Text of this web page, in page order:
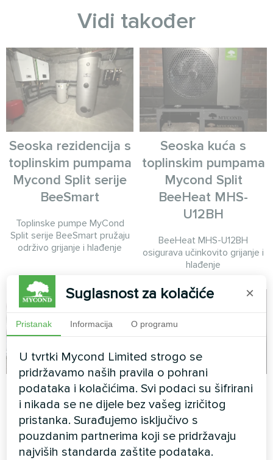
Vidi također
Seoska rezidencija s
toplinskim pumpama
Mycond Split serije
BeeSmart
Toplinske pumpe MyCond
Split serije BeeSmart pružaju
održivo grijanje i hlađenje
Seoska kuća s
toplinskim pumpama
Mycond Split
BeeHeat MHS-
U12BH
BeeHeat MHS-U12BH
osigurava učinkovito grijanje i
hlađenje
Privatna kuća
Umjetnički dizajn ventilatorske
konvektorske jedinice Silent
serije
Ured
Umjetnički dizajn ventilatorske
konvektorske jedinice Silent
serije
Suglasnost za kolačiće ×
Pristanak Informacija O programu
U tvrtki Mycond Limited strogo se
pridržavamo naših pravila o pohrani
podataka i kolačićima. Svi podaci su šifrirani
i nikada se ne dijele bez vašeg izričitog
pristanka. Surađujemo isključivo s
pouzdanim partnerima koji se pridržavaju
najviših standarda zaštite podataka.